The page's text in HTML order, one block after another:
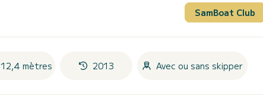
SamBoat Club
12,4 mètres 2013 Avec ou sans skipper